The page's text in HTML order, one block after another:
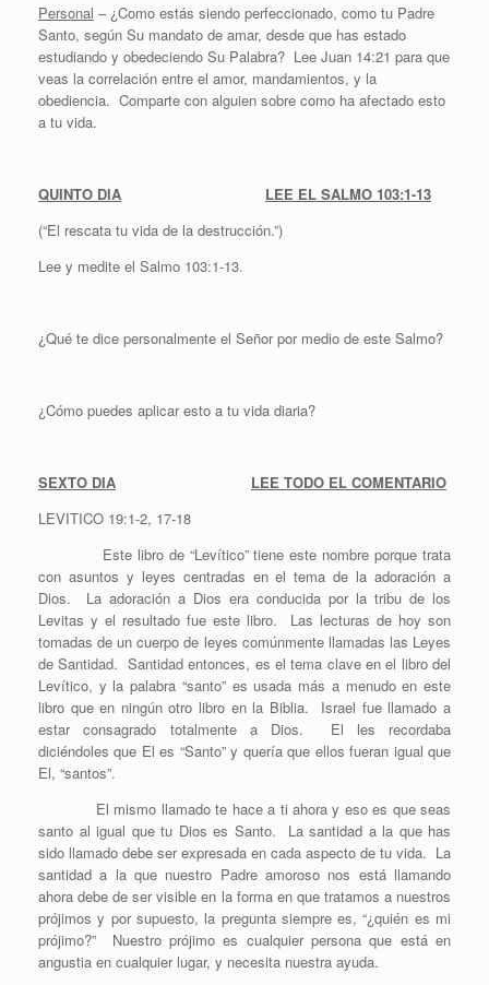
Personal – ¿Como estás siendo perfeccionado, como tu Padre
Santo, según Su mandato de amar, desde que has estado
estudiando y obedeciendo Su Palabra? Lee Juan 14:21 para que
veas la correlación entre el amor, mandamientos, y la
obediencia. Comparte con alguien sobre como ha afectado esto
a tu vida.
QUINTO DIA
LEE EL SALMO 103:1-13
(“El rescata tu vida de la destrucción.”)
Lee y medite el Salmo 103:1-13.
¿Qué te dice personalmente el Señor por medio de este Salmo?
¿Cómo puedes aplicar esto a tu vida diaria?
SEXTO DIA
LEE TODO EL COMENTARIO
LEVITICO 19:1-2, 17-18
Este libro de “Levítico” tiene este nombre porque trata
con asuntos y leyes centradas en el tema de la adoración a
Dios. La adoración a Dios era conducida por la tribu de los
Levitas y el resultado fue este libro. Las lecturas de hoy son
tomadas de un cuerpo de leyes comúnmente llamadas las Leyes
de Santidad. Santidad entonces, es el tema clave en el libro del
Levítico, y la palabra “santo” es usada más a menudo en este
libro que en ningún otro libro en la Biblia. Israel fue llamado a
estar consagrado totalmente a Dios. El les recordaba
diciéndoles que El es “Santo” y quería que ellos fueran igual que
El, “santos”.
El mismo llamado te hace a ti ahora y eso es que seas
santo al igual que tu Dios es Santo. La santidad a la que has
sido llamado debe ser expresada en cada aspecto de tu vida. La
santidad a la que nuestro Padre amoroso nos está llamando
ahora debe de ser visible en la forma en que tratamos a nuestros
prójimos y por supuesto, la pregunta siempre es, “¿quién es mi
prójimo?” Nuestro prójimo es cualquier persona que está en
angustia en cualquier lugar, y necesita nuestra ayuda.